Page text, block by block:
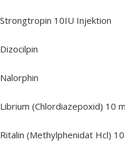
Strongtropin 10IU Injektion
Dizocilpin
Nalorphin
Librium (Chlordiazepoxid) 10
Ritalin (Methylphenidat Hcl)